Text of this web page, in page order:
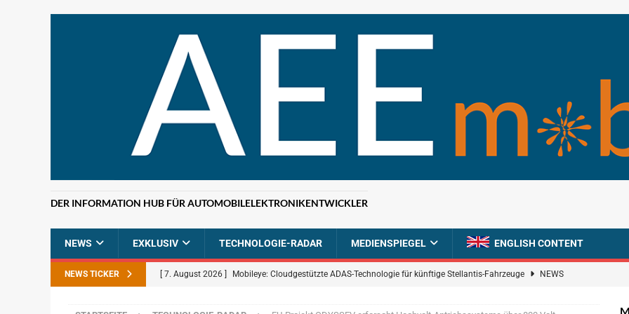
DER INFORMATION HUB FÜR AUTOMOBILELEKTRONIKENTWICKLER
NEWS EXKLUSIV TECHNOLOGIE-RADAR MEDIENSPIEGEL ENGLISH CONTENT
NEWS TICKER [ 7. August 2026 ] Mobileye: Cloudgestützte ADAS-Technologie für künftige Stellantis-Fahrzeuge NEWS